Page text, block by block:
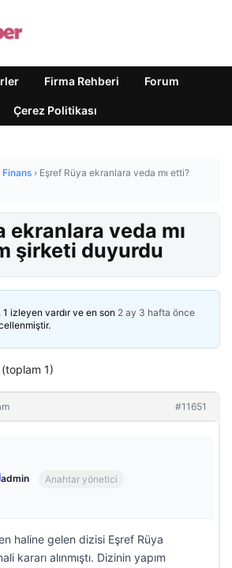
Firma Rehberi Forum
Çerez Politikası
Finans › Eşref Rüya ekranlara veda mı etti?
ekranlara veda mı
şirketi duyurdu
izleyen vardır ve en son 2 ay 3 hafta önce
1)
#11651
admin Anahtar yönetici
haline gelen dizisi Eşref Rüya
kararı alınmıştı. Dizinin yapım